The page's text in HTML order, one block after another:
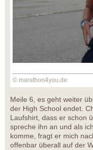
© marathon4you.de
Meile 6, es geht weiter
der High School endet.
Laufshirt, dass er schon
spreche ihn an und als
komme, fragt er mich
offenbar überall auf der